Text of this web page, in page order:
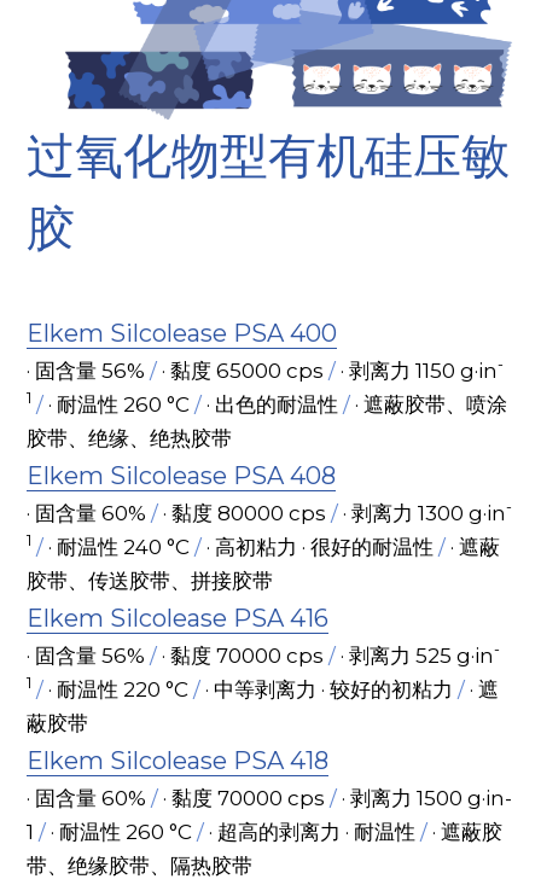
过氧化物型有机硅压敏
胶
Elkem Silcolease PSA 400
· 固含量 56% / · 黏度 65000 cps / · 剥离力 1150 g·in-
1 / · 耐温性 260 °C / · 出色的耐温性 / · 遮蔽胶带、喷涂
胶带、绝缘、绝热胶带
Elkem Silcolease PSA 408
· 固含量 60% / · 黏度 80000 cps / · 剥离力 1300 g·in-
1 / · 耐温性 240 °C / · 高初粘力 · 很好的耐温性 / · 遮蔽
胶带、传送胶带、拼接胶带
Elkem Silcolease PSA 416
· 固含量 56% / · 黏度 70000 cps / · 剥离力 525 g·in-
1 / · 耐温性 220 °C / · 中等剥离力 · 较好的初粘力 / · 遮
蔽胶带
Elkem Silcolease PSA 418
· 固含量 60% / · 黏度 70000 cps / · 剥离力 1500 g·in-
1 / · 耐温性 260 °C / · 超高的剥离力 · 耐温性 / · 遮蔽胶
带、绝缘胶带、隔热胶带